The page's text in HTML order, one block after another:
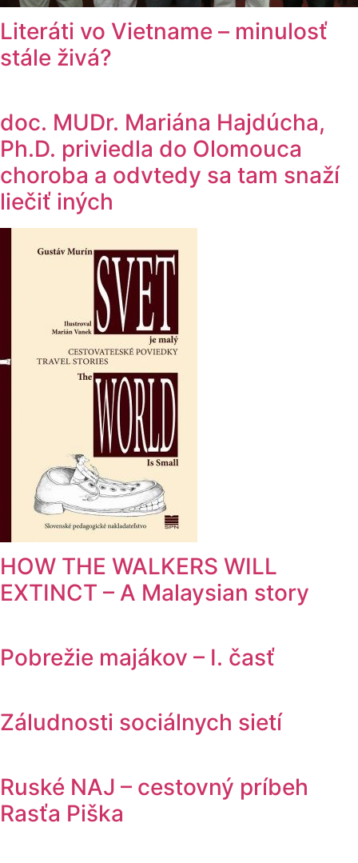
Literáti vo Vietname – minulosť
stále živá?
doc. MUDr. Mariána Hajdúcha,
Ph.D. priviedla do Olomouca
choroba a odvtedy sa tam snaží
liečiť iných
HOW THE WALKERS WILL
EXTINCT – A Malaysian story
Pobrežie majákov – I. časť
Záludnosti sociálnych sietí
Ruské NAJ – cestovný príbeh
Rasťa Piška